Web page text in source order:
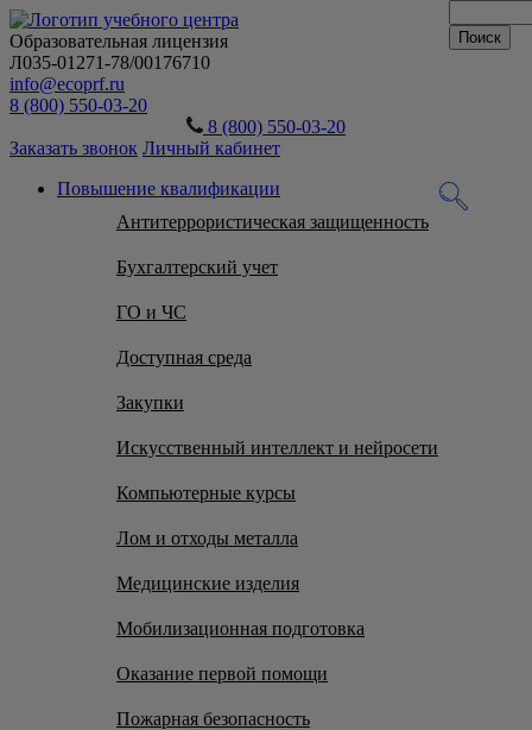
Образовательная лицензия
Л035-01271-78/00176710
info@ecoprf.ru
8 (800) 550-03-20
8 (800) 550-03-20
Заказать звонок Личный кабинет
Повышение квалификации
Антитеррористическая защищенность
Бухгалтерский учет
ГО и ЧС
Доступная среда
Закупки
Искусственный интеллект и нейросети
Компьютерные курсы
Лом и отходы металла
Медицинские изделия
Мобилизационная подготовка
Оказание первой помощи
Пожарная безопасность